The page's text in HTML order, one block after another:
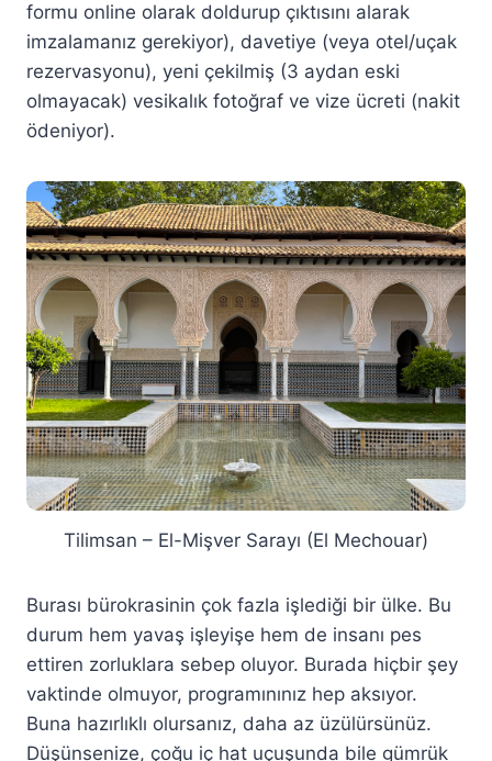
formu online olarak doldurup çıktısını alarak
imzalamanız gerekiyor), davetiye (veya otel/uçak
rezervasyonu), yeni çekilmiş (3 aydan eski
olmayacak) vesikalık fotoğraf ve vize ücreti (nakit
ödeniyor).
Tilimsan – El-Mişver Sarayı (El Mechouar)
Burası bürokrasinin çok fazla işlediği bir ülke. Bu
durum hem yavaş işleyişe hem de insanı pes
ettiren zorluklara sebep oluyor. Burada hiçbir şey
vaktinde olmuyor, programınınız hep aksıyor.
Buna hazırlıklı olursanız, daha az üzülürsünüz.
Düşünsenize, çoğu iç hat uçuşunda bile gümrük